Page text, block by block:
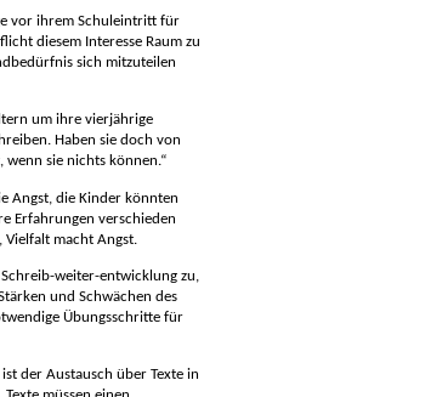
vor ihrem Schuleintritt für
diesem Interesse Raum zu
sich mitzuteilen
um ihre vierjährige
Haben sie doch von
wenn sie nichts können.“
Angst, die Kinder könnten
Erfahrungen verschieden
Vielfalt macht Angst.
weiter-entwicklung zu,
und Schwächen des
Übungsschritte für
der Austausch über Texte in